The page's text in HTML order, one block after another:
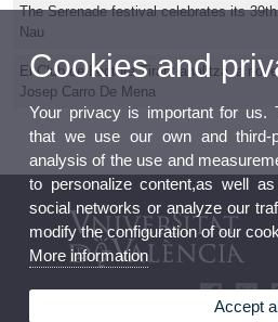
The Serenade festival celebrates its
Nau
El Club de Lectura Tirant analitza la
Josep Carro De Mena
Cookies and
Your privacy is important for us.
that we use our own and third-
analysis of the use and
to personalize content,as well
social networks or analyze our
modify the configuration of our
More information
Accept